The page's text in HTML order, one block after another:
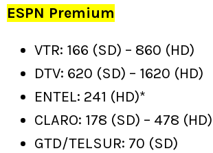
ESPN Premium
VTR: 166 (SD) – 860 (HD)
DTV: 620 (SD) – 1620 (HD)
ENTEL: 241 (HD)*
CLARO: 178 (SD) – 478 (HD)
GTD/TELSUR: 70 (SD)